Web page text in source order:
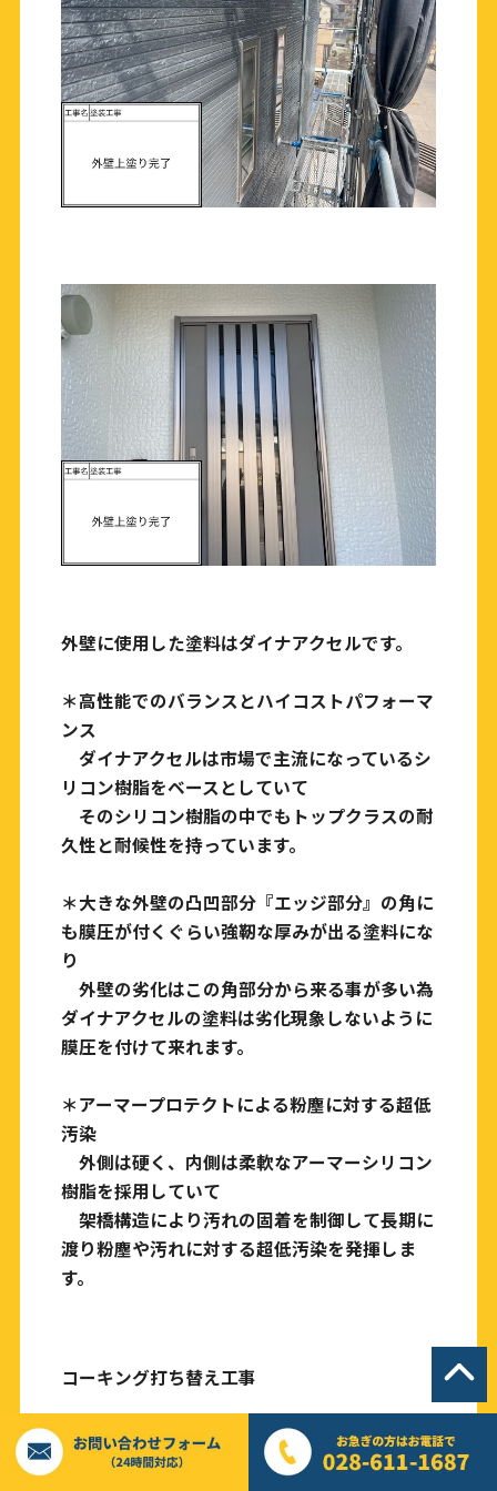
外壁に使用した塗料はダイナアクセルです。
＊高性能でのバランスとハイコストパフォーマ
ンス
ダイナアクセルは市場で主流になっているシ
リコン樹脂をベースとしていて
そのシリコン樹脂の中でもトップクラスの耐
久性と耐候性を持っています。
＊大きな外壁の凸凹部分『エッジ部分』の角に
も膜圧が付くぐらい強靭な厚みが出る塗料にな
り
外壁の劣化はこの角部分から来る事が多い為
ダイナアクセルの塗料は劣化現象しないように
膜圧を付けて来れます。
＊アーマープロテクトによる粉塵に対する超低
汚染
外側は硬く、内側は柔軟なアーマーシリコン
樹脂を採用していて
架橋構造により汚れの固着を制御して長期に
渡り粉塵や汚れに対する超低汚染を発揮しま
す。
コーキング打ち替え工事
撤去